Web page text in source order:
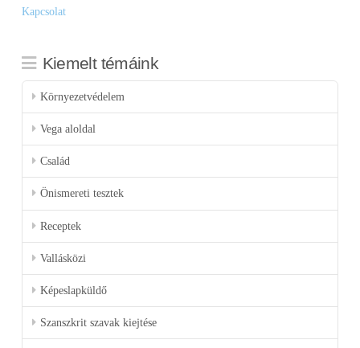
Kapcsolat
Kiemelt témáink
Környezetvédelem
Vega aloldal
Család
Önismereti tesztek
Receptek
Vallásközi
Képeslapküldő
Szanszkrit szavak kiejtése